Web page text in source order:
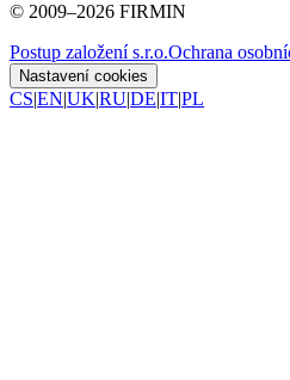
© 2009–2026 FIRMIN
Postup založení s.r.o.Ochrana
Nastavení cookies
CS|EN|UK|RU|DE|IT|PL